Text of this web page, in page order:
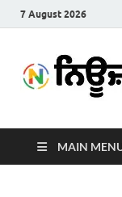
7 August 2026
MAIN